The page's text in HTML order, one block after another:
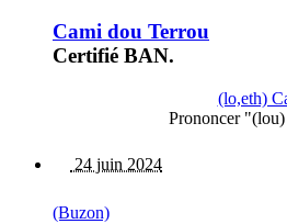
Cami dou Terrou
Certifié BAN.
(lo,eth)
Prononcer
24 juin 2024
(Buzon)